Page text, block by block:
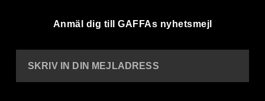
Anmäl dig till GAFFAs nyhetsmejl
SKRIV IN DIN MEJLADRESS